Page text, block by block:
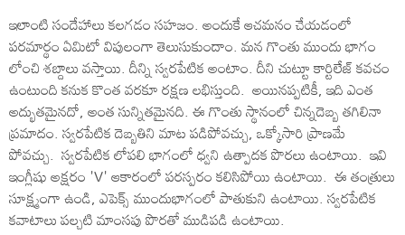
ఇలాంటి సందేహాలు కలగడం సహజం. అందుకే ఆచమనం చేయడంలో
పరమార్థం ఏమిటో విపులంగా తెలుసుకుందాం. మన గొంతు ముందు భాగం
లోంచి శబ్దాలు వస్తాయి. దీన్ని స్వరపేటిక అంటాం. దీని చుట్టూ కార్టిలేజ్ కవచం
ఉంటుంది కనుక కొంత వరకూ రక్షణ లభిస్తుంది. అయినప్పటికీ, ఇది ఎంత
అద్భుతమైనదో, అంత సున్నితమైనది. ఈ గొంతు స్థానంలో చిన్నదెబ్బ తగిలినా
ప్రమాదం. స్వరపేటిక దెబ్బతిని మాట పడిపోవచ్చు, ఒక్కోసారి ప్రాణమే
పోవచ్చు. స్వరపేటిక లోపలి భాగంలో ధ్వని ఉత్పాదక పొరలు ఉంటాయి. ఇవి
ఇంగ్లీషు అక్షరం 'V' ఆకారంలో పరస్పరం కలిసిపోయి ఉంటాయి. ఈ తంత్రులు
సూక్ష్మంగా ఉండి, ఎపెక్స్ ముందుభాగంలో పాతుకుని ఉంటాయి. స్వరపేటిక
కవాటాలు పల్చటి మాంసపు పొరతో ముడిపడి ఉంటాయి.